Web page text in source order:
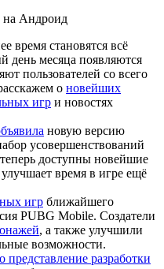
на Андроид
время становятся всё
день месяца появляются
пользователей со всего
о новейших
игр и новостях
новую версию
усовершенствований
доступны новейшие
время в игре ещё
игр ближайшего
PUBG Mobile. Создатели
, а также улучшили
возможности.
разработки